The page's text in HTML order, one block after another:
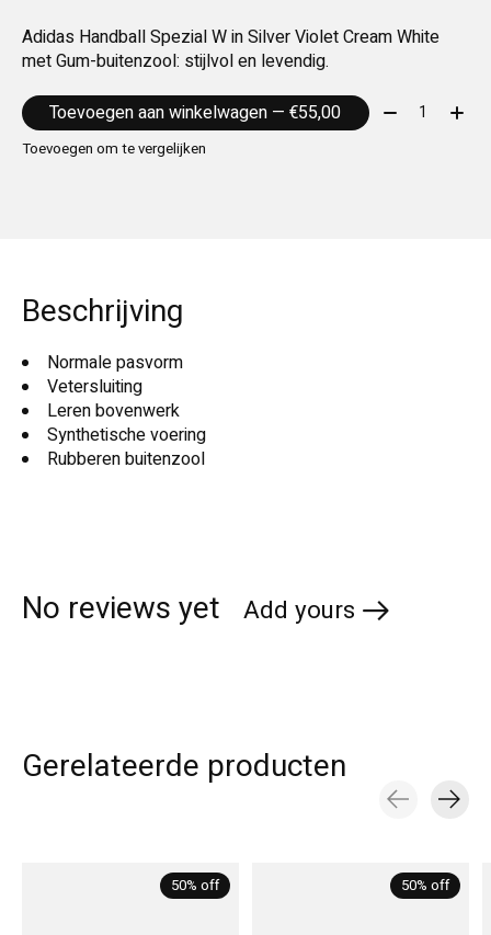
Adidas Handball Spezial W in Silver Violet Cream White
met Gum-buitenzool: stijlvol en levendig.
Toevoegen aan winkelwagen — €55,00
Aantal:
Toevoegen om te vergelijken
Beschrijving
Normale pasvorm
Vetersluiting
Leren bovenwerk
Synthetische voering
Rubberen buitenzool
No reviews yet Add yours
Gerelateerde producten
50% off 50% off